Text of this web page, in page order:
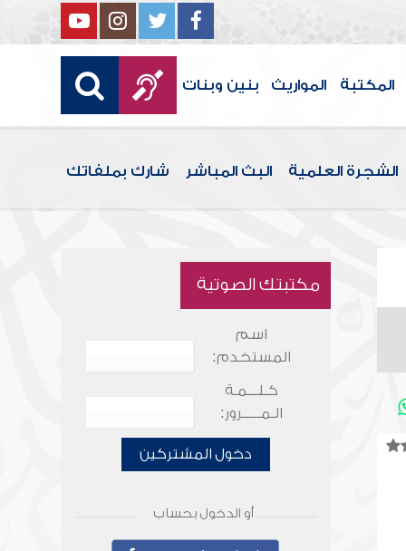
المكتبة المواريث بنين وبنات
الشجرة العلمية البث المباشر شارك بملفاتك
مكتبتك الصوتية
اسم
المستخدم:
كـلـــمـة
الـمـــــرور:
دخول المشتركين
أو الدخول بحساب